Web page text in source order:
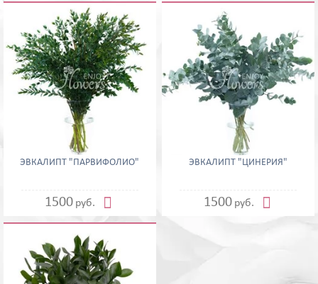
Подсолнухи
Розы
Розы кустовые
Ромашка
Тюльпаны
Хризантемы
Сбросить Применить
ЭВКАЛИПТ "ПАРВИФОЛИО"
1500 руб. 
ЭВКАЛИПТ "ЦИНЕРИЯ"
1500 руб. 